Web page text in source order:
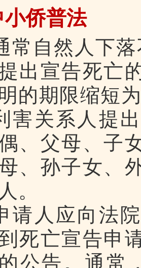
小侨普法
常自然人下
出宣告死亡
的期限缩短
害关系人提
、父母、子
、孙子女、
。
请人应向法
死亡宣告申
公告。通常